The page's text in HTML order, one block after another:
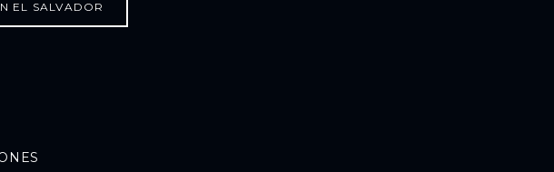
EL SALVADOR